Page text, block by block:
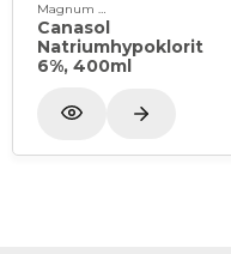
Canasol
Natriumhypoklorit
6%, 400ml